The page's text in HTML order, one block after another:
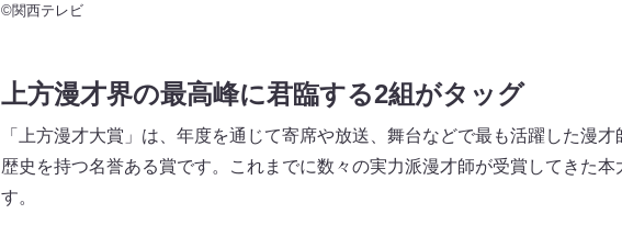
©関西テレビ
上方漫才界の最高峰に君臨する2組がタッグ
「上方漫才大賞」は、年度を通じて寄席や放送、舞台などで最も活躍した漫
歴史を持つ名誉ある賞です。これまでに数々の実力派漫才師が受賞してきた
す。